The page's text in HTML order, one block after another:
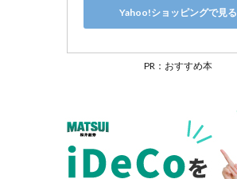
Yahoo!ショッピングで見る
PR：おすすめ本